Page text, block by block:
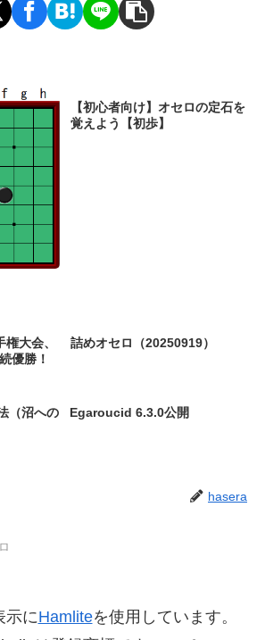
【初心者向け】オセロの定石を
覚えよう【初歩】
大会、
優勝！
詰めオセロ（20250919）
（沼への
Egaroucid 6.3.0公開
hasera
示にHamliteを使用しています。